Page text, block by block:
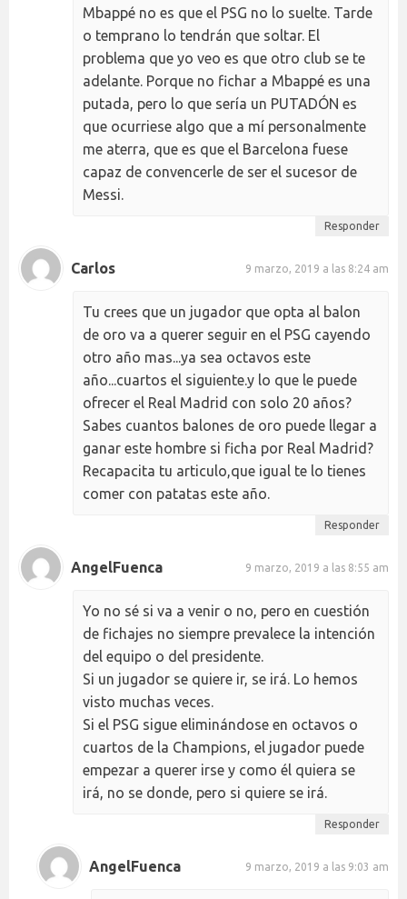
Mbappé no es que el PSG no lo suelte. Tarde
o temprano lo tendrán que soltar. El
problema que yo veo es que otro club se te
adelante. Porque no fichar a Mbappé es una
putada, pero lo que sería un PUTADÓN es
que ocurriese algo que a mí personalmente
me aterra, que es que el Barcelona fuese
capaz de convencerle de ser el sucesor de
Messi.
Responder
Carlos 9 marzo, 2019 a las 8:24 am
Tu crees que un jugador que opta al balon
de oro va a querer seguir en el PSG cayendo
otro año mas...ya sea octavos este
año...cuartos el siguiente.y lo que le puede
ofrecer el Real Madrid con solo 20 años?
Sabes cuantos balones de oro puede llegar a
ganar este hombre si ficha por Real Madrid?
Recapacita tu articulo,que igual te lo tienes
comer con patatas este año.
Responder
AngelFuenca 9 marzo, 2019 a las 8:55 am
Yo no sé si va a venir o no, pero en cuestión
de fichajes no siempre prevalece la intención
del equipo o del presidente.
Si un jugador se quiere ir, se irá. Lo hemos
visto muchas veces.
Si el PSG sigue eliminándose en octavos o
cuartos de la Champions, el jugador puede
empezar a querer irse y como él quiera se
irá, no se donde, pero si quiere se irá.
Responder
AngelFuenca 9 marzo, 2019 a las 9:03 am